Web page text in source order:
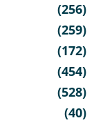
(256)
(259)
(172)
(454)
(528)
(40)